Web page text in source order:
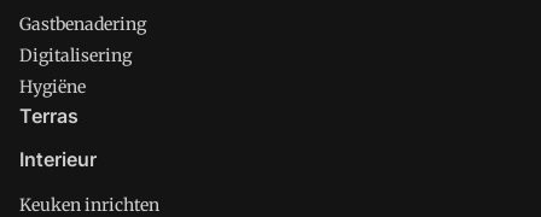
Gastbenadering
Digitalisering
Hygiëne
Terras
Interieur
Keuken inrichten